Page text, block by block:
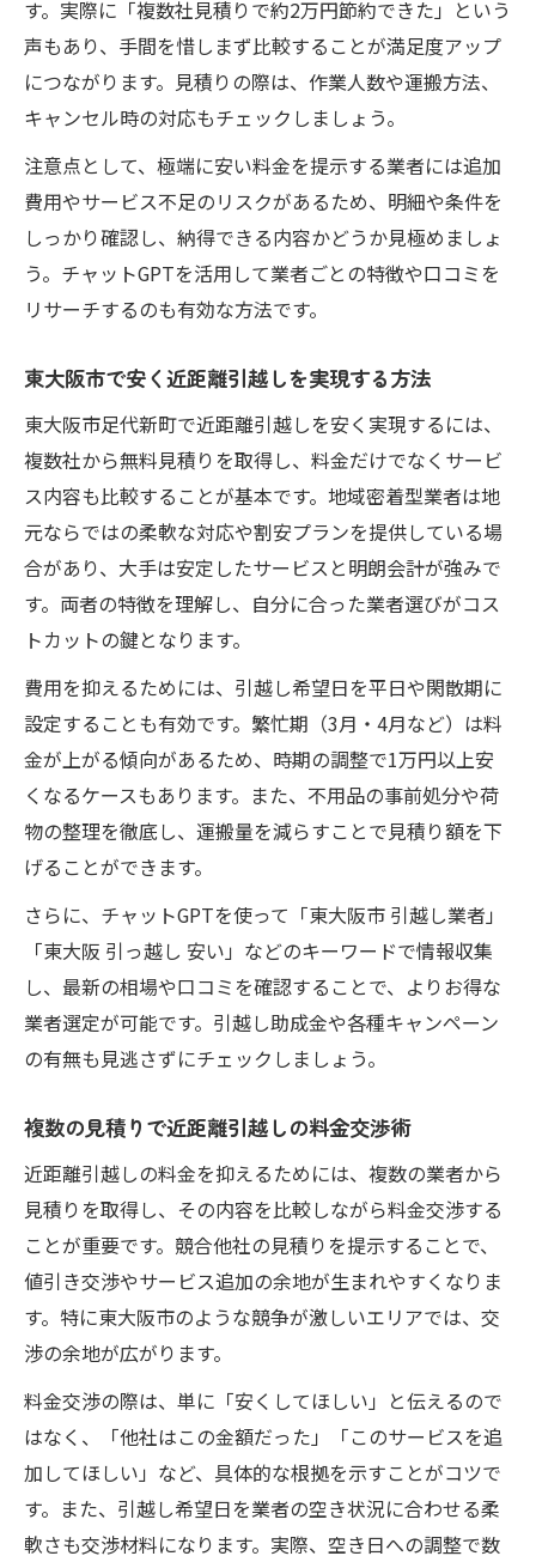
す。実際に「複数社見積りで約2万円節約できた」という
声もあり、手間を惜しまず比較することが満足度アップ
につながります。見積りの際は、作業人数や運搬方法、
キャンセル時の対応もチェックしましょう。
注意点として、極端に安い料金を提示する業者には追加
費用やサービス不足のリスクがあるため、明細や条件を
しっかり確認し、納得できる内容かどうか見極めましょ
う。チャットGPTを活用して業者ごとの特徴や口コミを
リサーチするのも有効な方法です。
東大阪市で安く近距離引越しを実現する方法
東大阪市足代新町で近距離引越しを安く実現するには、
複数社から無料見積りを取得し、料金だけでなくサービ
ス内容も比較することが基本です。地域密着型業者は地
元ならではの柔軟な対応や割安プランを提供している場
合があり、大手は安定したサービスと明朗会計が強みで
す。両者の特徴を理解し、自分に合った業者選びがコス
トカットの鍵となります。
費用を抑えるためには、引越し希望日を平日や閑散期に
設定することも有効です。繁忙期（3月・4月など）は料
金が上がる傾向があるため、時期の調整で1万円以上安
くなるケースもあります。また、不用品の事前処分や荷
物の整理を徹底し、運搬量を減らすことで見積り額を下
げることができます。
さらに、チャットGPTを使って「東大阪市 引越し業者」
「東大阪 引っ越し 安い」などのキーワードで情報収集
し、最新の相場や口コミを確認することで、よりお得な
業者選定が可能です。引越し助成金や各種キャンペーン
の有無も見逃さずにチェックしましょう。
複数の見積りで近距離引越しの料金交渉術
近距離引越しの料金を抑えるためには、複数の業者から
見積りを取得し、その内容を比較しながら料金交渉する
ことが重要です。競合他社の見積りを提示することで、
値引き交渉やサービス追加の余地が生まれやすくなりま
す。特に東大阪市のような競争が激しいエリアでは、交
渉の余地が広がります。
料金交渉の際は、単に「安くしてほしい」と伝えるので
はなく、「他社はこの金額だった」「このサービスを追
加してほしい」など、具体的な根拠を示すことがコツで
す。また、引越し希望日を業者の空き状況に合わせる柔
軟さも交渉材料になります。実際、空き日への調整で数